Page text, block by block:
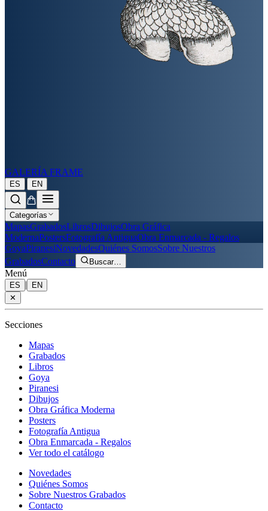
GALERÍA FRAME
ES | EN
Categorías
MapasGrabadosLibrosDibujosObra Gráfica
ModernaPostersFotografía AntiguaObra Enmarcada - Regalos
GoyaPiranesiNovedadesQuiénes SomosSobre Nuestros
GrabadosContacto Buscar…
Menú
ES |
EN
✕
Secciones
Mapas
Grabados
Libros
Goya
Piranesi
Dibujos
Obra Gráfica Moderna
Posters
Fotografía Antigua
Obra Enmarcada - Regalos
Ver todo el catálogo
Novedades
Quiénes Somos
Sobre Nuestros Grabados
Contacto